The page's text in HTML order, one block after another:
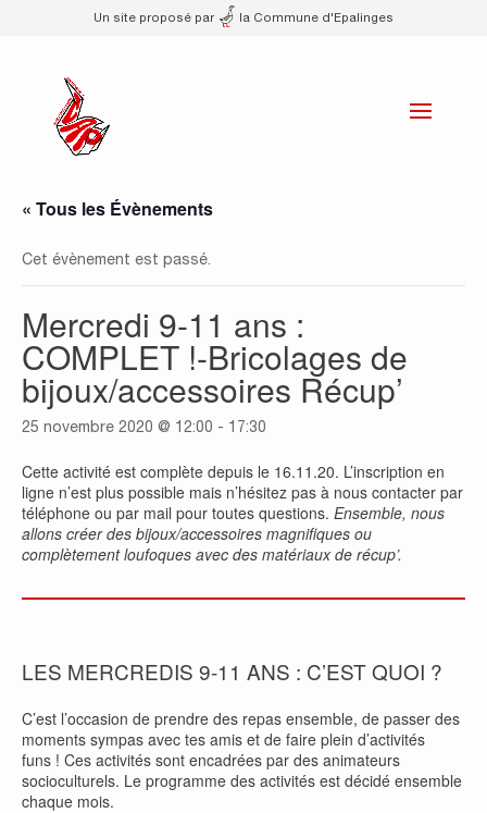
Un site proposé par la Commune d'Epalinges
« Tous les Évènements
Cet évènement est passé.
Mercredi 9-11 ans :
COMPLET !-Bricolages de
bijoux/accessoires Récup’
25 novembre 2020 @ 12:00 - 17:30
Cette activité est complète depuis le 16.11.20. L’inscription en
ligne n’est plus possible mais n’hésitez pas à nous contacter par
téléphone ou par mail pour toutes questions. Ensemble, nous
allons créer des bijoux/accessoires magnifiques ou
complètement loufoques avec des matériaux de récup’.
LES MERCREDIS 9-11 ANS : C’EST QUOI ?
C’est l’occasion de prendre des repas ensemble, de passer des
moments sympas avec tes amis et de faire plein d’activités
funs ! Ces activités sont encadrées par des animateurs
socioculturels. Le programme des activités est décidé ensemble
chaque mois.